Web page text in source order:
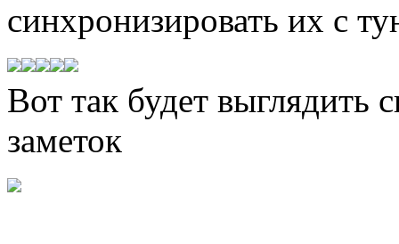
синхронизировать их с
Вот так будет выглядить
заметок